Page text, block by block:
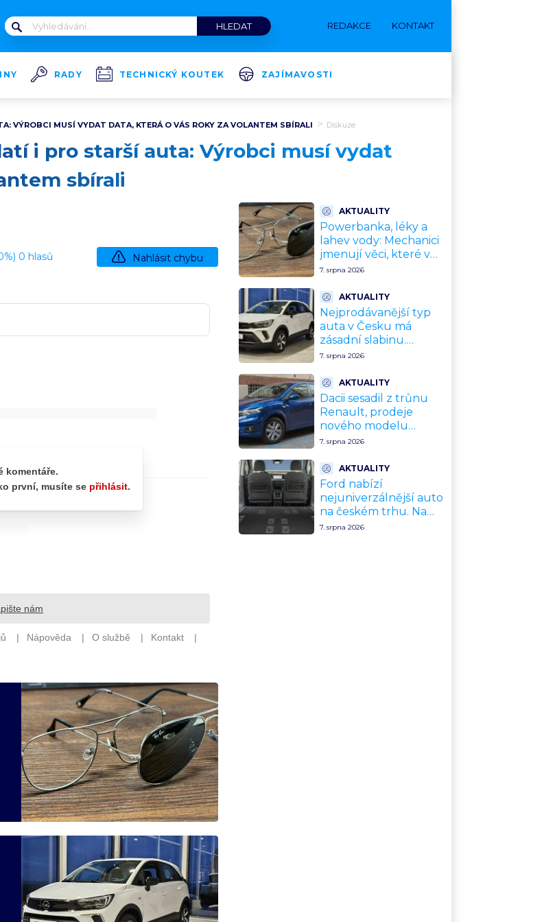
REDAKCE KONTAKT
RADY TECHNICKÝ KOUTEK ZAJÍMAVOSTI
VÝROBCI MUSÍ VYDAT DATA, KTERÁ O VÁS ROKY ZA VOLANTEM SBÍRALI Diskuze
i pro starší auta: Výrobci musí vydat
sbírali
%) 0 hlasů Nahlásit chybu
AKTUALITY
Powerbanka, léky a
lahev vody: Mechanici
jmenují věci, které v
rozpáleném autě
požár
7. srpna 2026
AKTUALITY
Nejprodávanější typ
auta v Česku má
zásadní slabinu.
Crossovery selhávají
být nejsilnější
7. srpna 2026
AKTUALITY
Dacii sesadil z trůnu
Renault, prodeje
nového modelu
vyletěly o 372 % za
jedou svojí pohádku
7. srpna 2026
AKTUALITY
Ford nabízí
nejuniverzálnější auto
na českém trhu. Na
dovolenou, do práce i
7. srpna 2026